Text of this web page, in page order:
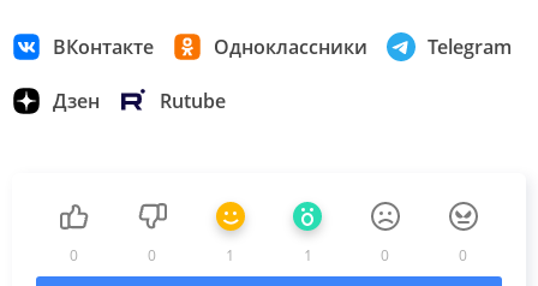
ВКонтакте Одноклассники Telegram
Дзен Rutube
0 0 1 1 0 0